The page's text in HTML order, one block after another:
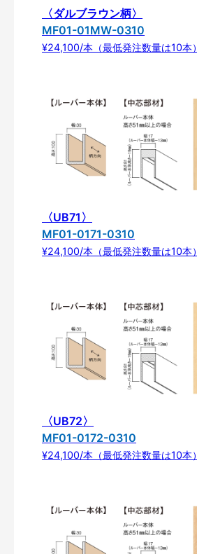
〈ダルブラウン柄〉
MF01-01MW-0310
¥24,100/本（最低発注数量は10本）
〈UB71〉
MF01-0171-0310
¥24,100/本（最低発注数量は10本）
〈UB72〉
MF01-0172-0310
¥24,100/本（最低発注数量は10本）